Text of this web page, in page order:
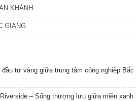
KHÁNH
GIANG
tư vàng giữa trung tâm công nghiệp Bắc
– Sống thượng lưu giữa miền xanh